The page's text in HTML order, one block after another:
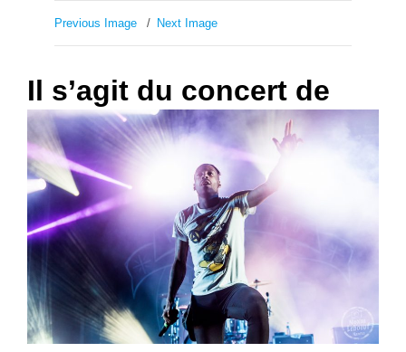
Previous Image Next Image
Il s’agit du concert de